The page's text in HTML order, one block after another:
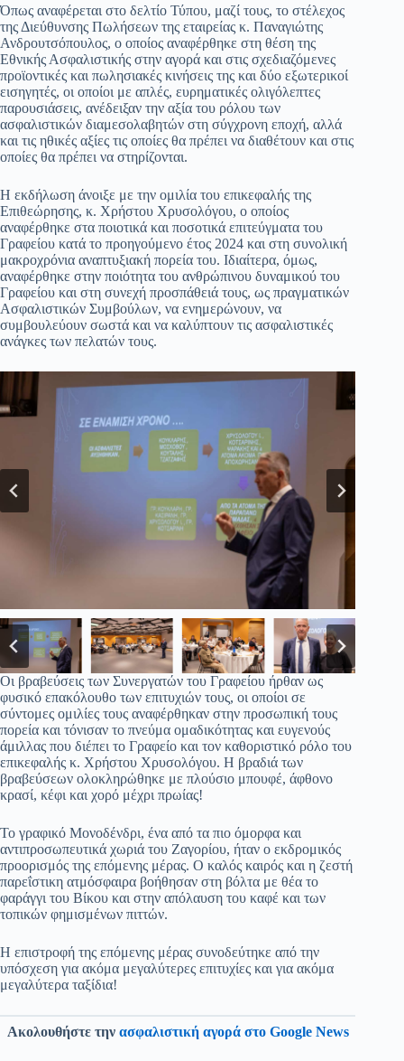
Όπως αναφέρεται στο δελτίο Τύπου, μαζί τους, το στέλεχος
της Διεύθυνσης Πωλήσεων της εταιρείας κ. Παναγιώτης
Ανδρουτσόπουλος, ο οποίος αναφέρθηκε στη θέση της
Εθνικής Ασφαλιστικής στην αγορά και στις σχεδιαζόμενες
προϊοντικές και πωλησιακές κινήσεις της και δύο εξωτερικοί
εισηγητές, οι οποίοι με απλές, ευρηματικές ολιγόλεπτες
παρουσιάσεις, ανέδειξαν την αξία του ρόλου των
ασφαλιστικών διαμεσολαβητών στη σύγχρονη εποχή, αλλά
και τις ηθικές αξίες τις οποίες θα πρέπει να διαθέτουν και στις
οποίες θα πρέπει να στηρίζονται.
Η εκδήλωση άνοιξε με την ομιλία του επικεφαλής της
Επιθεώρησης, κ. Χρήστου Χρυσολόγου, ο οποίος
αναφέρθηκε στα ποιοτικά και ποσοτικά επιτεύγματα του
Γραφείου κατά το προηγούμενο έτος 2024 και στη συνολική
μακροχρόνια αναπτυξιακή πορεία του. Ιδιαίτερα, όμως,
αναφέρθηκε στην ποιότητα του ανθρώπινου δυναμικού του
Γραφείου και στη συνεχή προσπάθειά τους, ως πραγματικών
Ασφαλιστικών Συμβούλων, να ενημερώνουν, να
συμβουλεύουν σωστά και να καλύπτουν τις ασφαλιστικές
ανάγκες των πελατών τους.
Οι βραβεύσεις των Συνεργατών του Γραφείου ήρθαν ως
φυσικό επακόλουθο των επιτυχιών τους, οι οποίοι σε
σύντομες ομιλίες τους αναφέρθηκαν στην προσωπική τους
πορεία και τόνισαν το πνεύμα ομαδικότητας και ευγενούς
άμιλλας που διέπει το Γραφείο και τον καθοριστικό ρόλο του
επικεφαλής κ. Χρήστου Χρυσολόγου. Η βραδιά των
βραβεύσεων ολοκληρώθηκε με πλούσιο μπουφέ, άφθονο
κρασί, κέφι και χορό μέχρι πρωίας!
Το γραφικό Μονοδένδρι, ένα από τα πιο όμορφα και
αντιπροσωπευτικά χωριά του Ζαγορίου, ήταν ο εκδρομικός
προορισμός της επόμενης μέρας. Ο καλός καιρός και η ζεστή
παρεΐστικη ατμόσφαιρα βοήθησαν στη βόλτα με θέα το
φαράγγι του Βίκου και στην απόλαυση του καφέ και των
τοπικών φημισμένων πιττών.
Η επιστροφή της επόμενης μέρας συνοδεύτηκε από την
υπόσχεση για ακόμα μεγαλύτερες επιτυχίες και για ακόμα
μεγαλύτερα ταξίδια!
Ακολουθήστε την ασφαλιστική αγορά στο Google News